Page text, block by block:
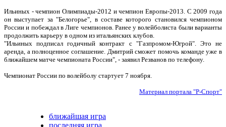
Ильиных - чемпион Олимпиады-2012 и чемпион Европы-2013. С 2009 года
он выступает за "Белогорье", в составе которого становился чемпионом
России и побеждал в Лиге чемпионов. Ранее у волейболиста были варианты
продолжить карьеру в одном из итальянских клубов.
"Ильиных подписал годичный контракт с "Газпромом-Югрой". Это не
аренда, а полноценное соглашение. Дмитрий сможет помочь команде уже в
ближайшем матче чемпионата России", - заявил Резванов по телефону.
Чемпионат России по волейболу стартует 7 ноября.
Материал портала "Р-Спорт"
ближайшая игра
последняя игра